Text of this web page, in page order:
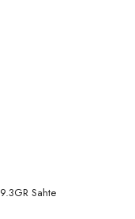
Sahte